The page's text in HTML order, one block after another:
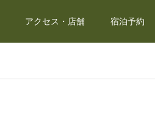
アクセス・店舗 宿泊予約